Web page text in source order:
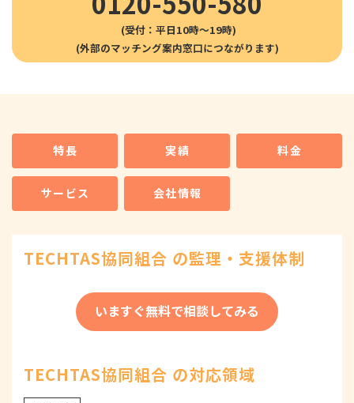
(受付：平日10時〜19時)
特長 実績 料金
サービス 会社情報
TECHTAS協同組合 の監理・支援体制
いますぐ無料で相談してみる
TECHTAS協同組合 の対応領域